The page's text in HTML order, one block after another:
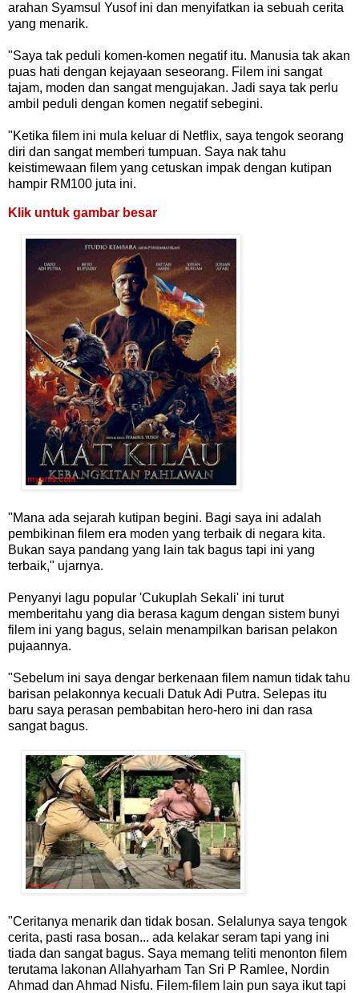
arahan Syamsul Yusof ini dan menyifatkan ia sebuah cerita
yang menarik.
"Saya tak peduli komen-komen negatif itu. Manusia tak akan
puas hati dengan kejayaan seseorang. Filem ini sangat
tajam, moden dan sangat mengujakan. Jadi saya tak perlu
ambil peduli dengan komen negatif sebegini.
"Ketika filem ini mula keluar di Netflix, saya tengok seorang
diri dan sangat memberi tumpuan. Saya nak tahu
keistimewaan filem yang cetuskan impak dengan kutipan
hampir RM100 juta ini.
Klik untuk gambar besar
"Mana ada sejarah kutipan begini. Bagi saya ini adalah
pembikinan filem era moden yang terbaik di negara kita.
Bukan saya pandang yang lain tak bagus tapi ini yang
terbaik," ujarnya.
Penyanyi lagu popular 'Cukuplah Sekali' ini turut
memberitahu yang dia berasa kagum dengan sistem bunyi
filem ini yang bagus, selain menampilkan barisan pelakon
pujaannya.
"Sebelum ini saya dengar berkenaan filem namun tidak tahu
barisan pelakonnya kecuali Datuk Adi Putra. Selepas itu
baru saya perasan pembabitan hero-hero ini dan rasa
sangat bagus.
"Ceritanya menarik dan tidak bosan. Selalunya saya tengok
cerita, pasti rasa bosan... ada kelakar seram tapi yang ini
tiada dan sangat bagus. Saya memang teliti menonton filem
terutama lakonan Allahyarham Tan Sri P Ramlee, Nordin
Ahmad dan Ahmad Nisfu. Filem-filem lain pun saya ikut tapi